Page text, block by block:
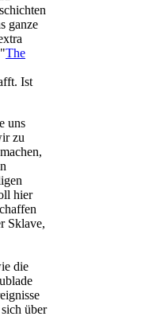
ganze
The
Ist
uns
zu
hier
Sklave,
die
über